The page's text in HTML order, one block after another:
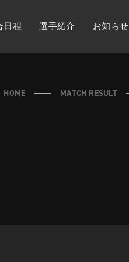
日程 選手紹介 お知らせ
HOME MATCH RESULT